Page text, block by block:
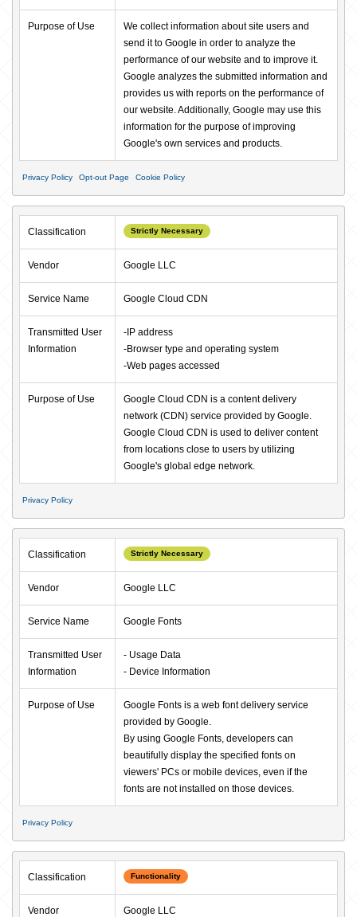
Purpose of Use
We collect information about site users and
send it to Google in order to analyze the
performance of our website and to improve it.
Google analyzes the submitted information and
provides us with reports on the performance of
our website. Additionally, Google may use this
information for the purpose of improving
Google's own services and products.
Privacy Policy Opt-out Page Cookie Policy
Classification Strictly Necessary
Vendor Google LLC
Service Name Google Cloud CDN
Transmitted User
Information
-IP address
-Browser type and operating system
-Web pages accessed
Purpose of Use
Google Cloud CDN is a content delivery
network (CDN) service provided by Google.
Google Cloud CDN is used to deliver content
from locations close to users by utilizing
Google's global edge network.
Privacy Policy
Classification Strictly Necessary
Vendor Google LLC
Service Name Google Fonts
Transmitted User
Information
- Usage Data
- Device Information
Purpose of Use
Google Fonts is a web font delivery service
provided by Google.
By using Google Fonts, developers can
beautifully display the specified fonts on
viewers' PCs or mobile devices, even if the
fonts are not installed on those devices.
Privacy Policy
Classification Functionality
Vendor Google LLC